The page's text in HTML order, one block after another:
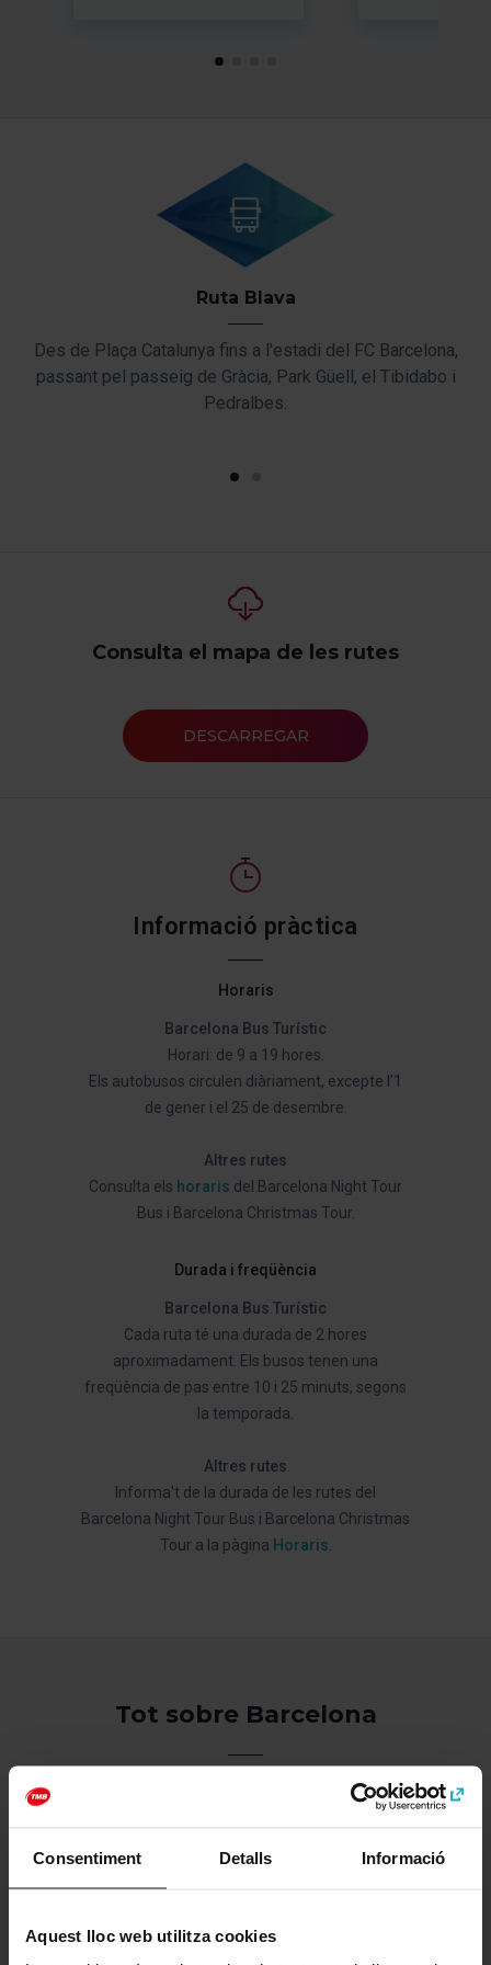
Consentiment Detalls Informació
Aquest lloc web utilitza cookies
Ruta Blava
Des de Plaça Catalunya fins a l'estadi del FC Barcelona,
passant pel passeig de Gràcia, Park Güell, el Tibidabo i
Pedralbes.
Consulta el mapa de les rutes
DESCARREGAR
Informació pràctica
Horaris
Barcelona Bus Turístic
Horari: de 9 a 19 hores.
Els autobusos circulen diàriament, excepte l’1
de gener i el 25 de desembre.
Altres rutes
Consulta els horaris del Barcelona Night Tour
Bus i Barcelona Christmas Tour.
Durada i freqüència
Barcelona Bus Turístic
Cada ruta té una durada de 2 hores
aproximadament. Els busos tenen una
freqüència de pas entre 10 i 25 minuts, segons
la temporada.
Altres rutes
Informa't de la durada de les rutes del
Barcelona Night Tour Bus i Barcelona Christmas
Tour a la pàgina Horaris.
Tot sobre Barcelona
Omple’t d’idees per gaudir de la ciutat i conèixer-
la a fons! T’oferim les millors propostes i consells
Barcelona.